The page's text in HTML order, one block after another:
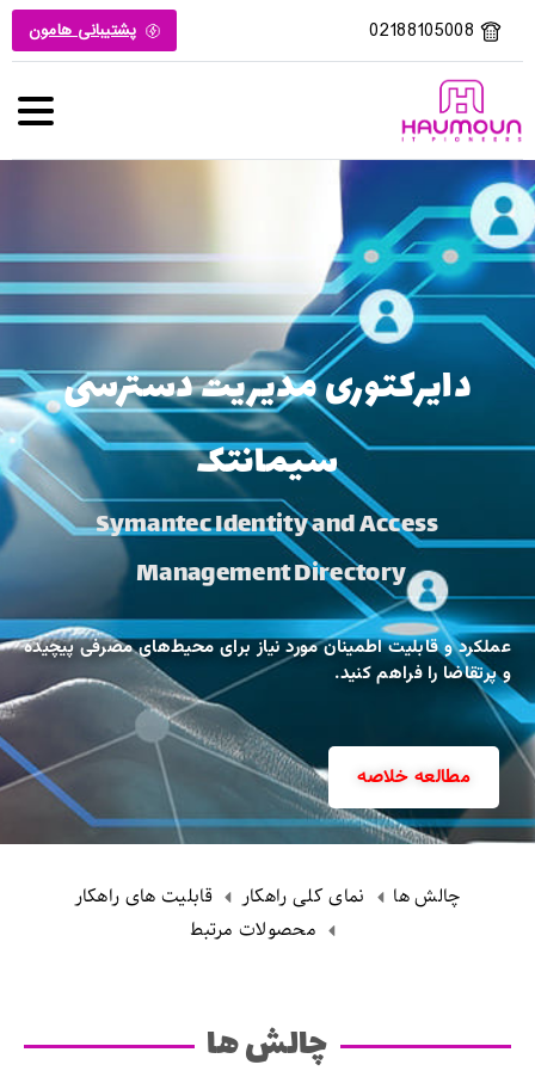
02188105008 پشتیبانی هامون
دایرکتوری مدیریت دسترسی
سیمانتک
Symantec Identity and Access
Management Directory
عملکرد و قابلیت اطمینان مورد نیاز برای محیط‌های مصرفی پیچیده
و پرتقاضا را فراهم کنید.
مطالعه خلاصه
چالش ها نمای کلی راهکار
قابلیت های راهکار
محصولات مرتبط
چالش ها